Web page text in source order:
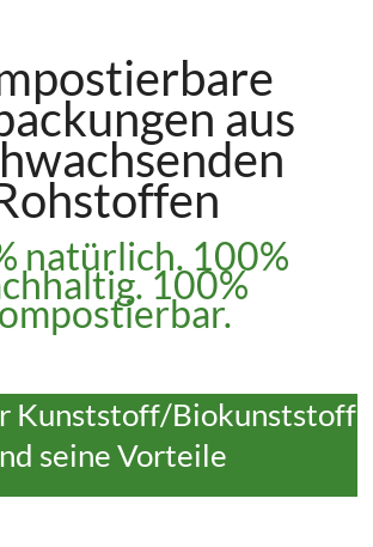
aus
natürlich. 100%
100%
Kunststoff/Biokunststoff
seine Vorteile